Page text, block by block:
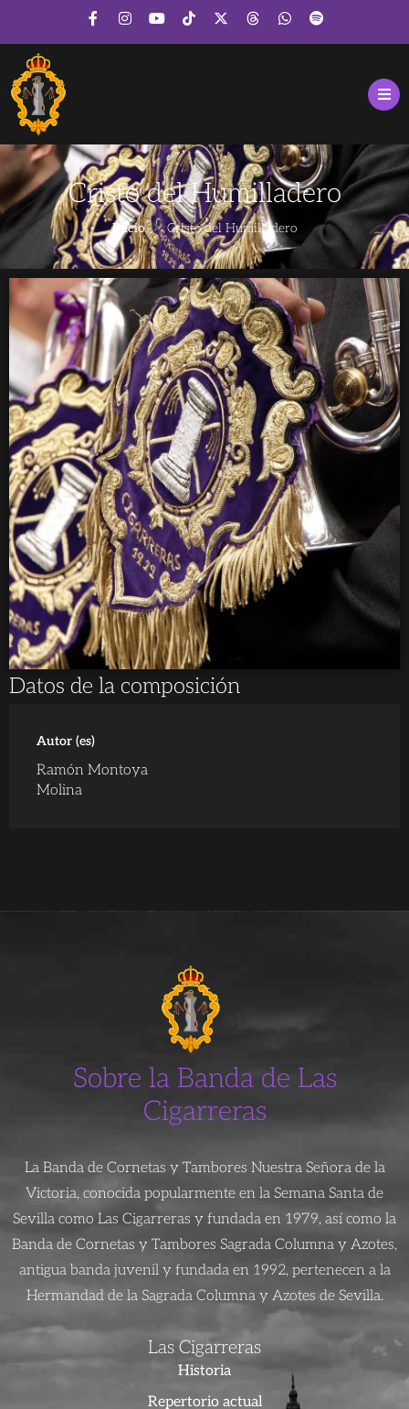
Cristo del Humilladero
Inicio Cristo del Humilladero
Datos de la composición
Autor (es)
Ramón Montoya
Molina
Sobre la Banda de Las
Cigarreras
La Banda de Cornetas y Tambores Nuestra Señora de la
Victoria, conocida popularmente en la Semana Santa de
Sevilla como Las Cigarreras y fundada en 1979, así como la
Banda de Cornetas y Tambores Sagrada Columna y Azotes,
antigua banda juvenil y fundada en 1992, pertenecen a la
Hermandad de la Sagrada Columna y Azotes de Sevilla.
Las Cigarreras
Historia
Repertorio actual